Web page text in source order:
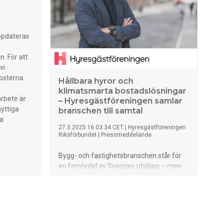
För att
är
Hållbara hyror och
klimatsmarta bostadslösningar
– Hyresgästföreningen samlar
branschen till samtal
27.3.2025 16:03:34 CET
Hyresgästföreningen
Riksförbundet
Pressmeddelande
Bygg- och fastighetsbranschen står för
en femtedel av Sveriges utsläpp – men